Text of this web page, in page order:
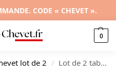
CODE « CHEVET ».
0
lot de 2 / Lot de 2 tables de chevet pin gris marron moderne 2 tiroirs, 46x35x49.5cm